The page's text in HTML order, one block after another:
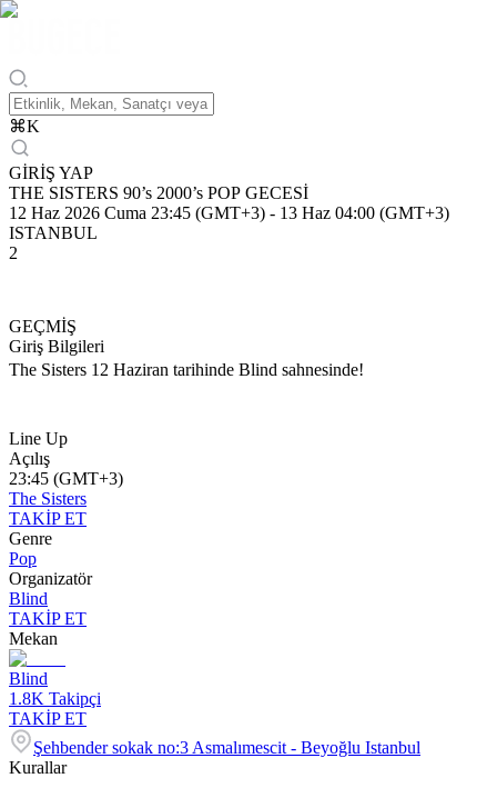
⌘K
GİRİŞ YAP
THE SISTERS 90’s 2000’s POP GECESİ
12 Haz 2026 Cuma 23:45 (GMT+3) - 13 Haz 04:00 (GMT+3)
ISTANBUL
2
GEÇMİŞ
Giriş Bilgileri
The Sisters 12 Haziran tarihinde Blind sahnesinde!
Line Up
Açılış
23:45 (GMT+3)
The Sisters
TAKİP ET
Genre
Pop
Organizatör
Blind
TAKİP ET
Mekan
Blind
1.8K Takipçi
TAKİP ET
Şehbender sokak no:3 Asmalımescit - Beyoğlu Istanbul
Kurallar